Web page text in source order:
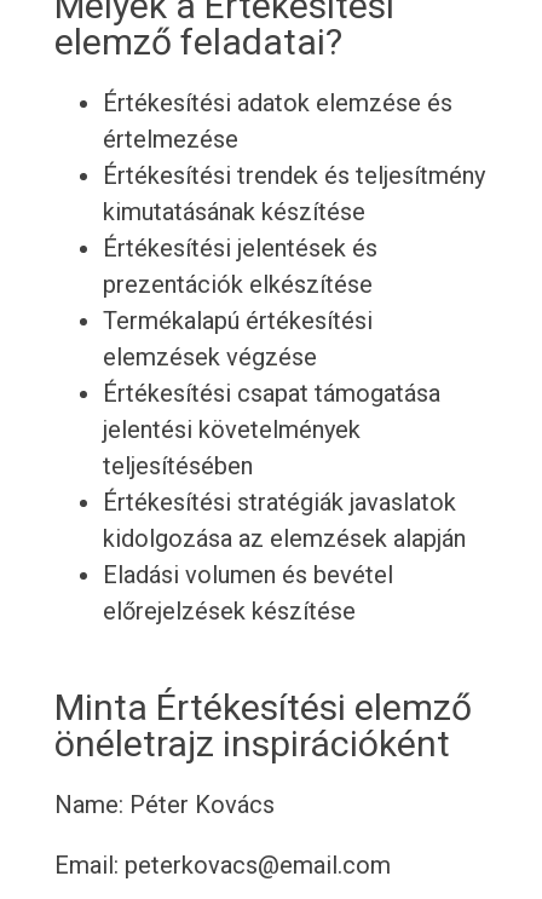
elemző feladatai?
Értékesítési adatok elemzése és
értelmezése
Értékesítési trendek és teljesítmény
kimutatásának készítése
Értékesítési jelentések és
prezentációk elkészítése
Termékalapú értékesítési
elemzések végzése
Értékesítési csapat támogatása
jelentési követelmények
teljesítésében
Értékesítési stratégiák javaslatok
kidolgozása az elemzések alapján
Eladási volumen és bevétel
előrejelzések készítése
Minta Értékesítési elemző
önéletrajz inspirációként
Name: Péter Kovács
Email: peterkovacs@email.com